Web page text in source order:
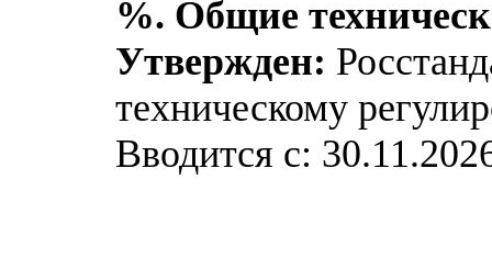
%. Общие
Утвержден:
техническому
Вводится с: